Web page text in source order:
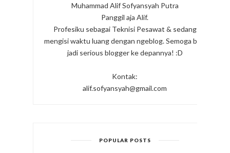
Muhammad Alif Sofyansyah Putra
Panggil aja Alif.
Profesiku sebagai Teknisi Pesawat & sedang
mengisi waktu luang dengan ngeblog. Semoga bisa
jadi serious blogger ke depannya! :D
Kontak:
alif.sofyansyah@gmail.com
POPULAR POSTS